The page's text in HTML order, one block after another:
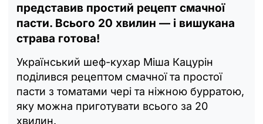
представив простий рецепт смачної
пасти. Всього 20 хвилин — і вишукана
страва готова!
Український шеф-кухар Міша Кацурін
поділився рецептом смачної та простої
пасти з томатами чері та ніжною бурратою,
яку можна приготувати всього за 20
хвилин.